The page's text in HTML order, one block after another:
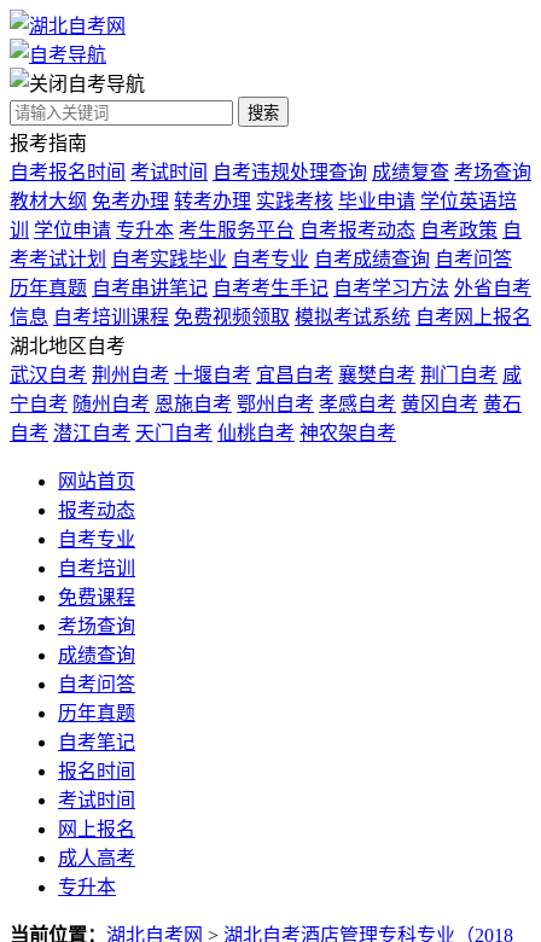
自考导航
搜索
报考指南
自考报名时间 考试时间 自考违规处理查询 成绩复查 考场查询
教材大纲 免考办理 转考办理 实践考核 毕业申请 学位英语培
训
学位申请 专升本 考生服务平台 自考报考动态 自考政策 自
考考试计划 自考实践毕业 自考专业 自考成绩查询 自考问答
历年真题 自考串讲笔记 自考考生手记 自考学习方法 外省自考
信息 自考培训课程 免费视频领取 模拟考试系统 自考网上报名
湖北地区自考
武汉自考 荆州自考 十堰自考 宜昌自考 襄樊自考 荆门自考 咸
宁自考 随州自考 恩施自考 鄂州自考 孝感自考 黄冈自考 黄石
自考 潜江自考 天门自考 仙桃自考 神农架自考
网站首页
报考动态
自考专业
自考培训
免费课程
考场查询
成绩查询
自考问答
历年真题
自考笔记
报名时间
考试时间
网上报名
成人高考
专升本
当前位置： 湖北自考网 > 湖北自考酒店管理专科专业（2018